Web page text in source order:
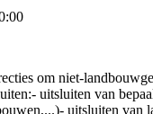
om niet-
uitsluiten van
uitsluiten van